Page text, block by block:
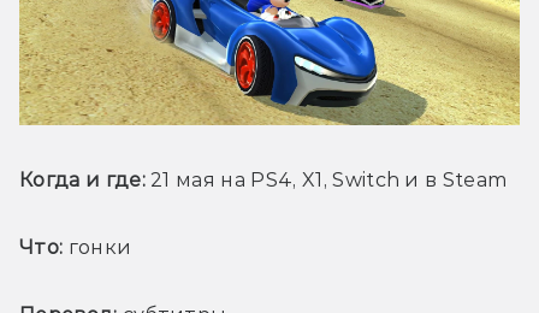
Когда и где: 21 мая на PS4, X1, Switch и в Steam
Что: гонки